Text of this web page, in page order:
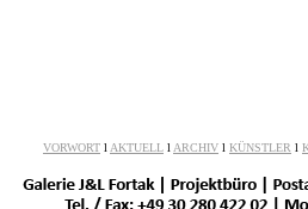
VORWORT l AKTUELL l ARCHIV l KÜNSTLER l